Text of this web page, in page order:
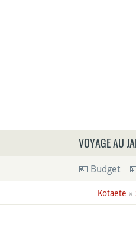
VOYAGE AU
💶 Budget
Kotaete »